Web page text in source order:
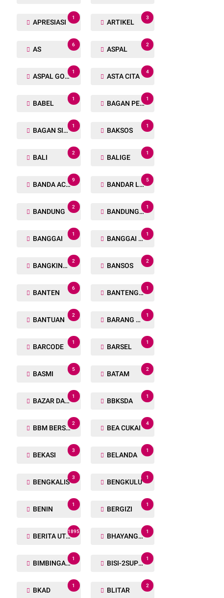
APRESIASI
1
ARTIKEL
3
AS
6
ASPAL
2
ASPAL GORENG
1
ASTA CITA
4
BABEL
1
BAGAN PETE
1
BAGAN SIAPIN API
1
BAKSOS
1
BALI
2
BALIGE
1
BANDA ACEH
9
BANDAR LAMPUNG
5
BANDUNG
2
BANDUNG BARAT
1
BANGGAI
1
BANGGAI LAUT
1
BANGKINANG
2
BANSOS
2
BANTEN
6
BANTENG RAIDERS
1
BANTUAN
2
BARANG TUAKA
1
BARCODE
1
BARSEL
1
BASMI
5
BATAM
2
BAZAR DAN BAKSOS RAMADHAN
1
BBKSDA
1
BBM BERSUBSIDI
2
BEA CUKAI
4
BEKASI
3
BELANDA
1
BENGKALIS
3
BENGKULU
1
BENIN
1
BERGIZI
1
BERITA UTAMA
1895
BHAYANGKARA RUN
1
BIMBINGAN ROHANI
1
BISI-2SUPER
1
BKAD
1
BLITAR
2